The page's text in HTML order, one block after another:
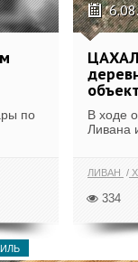
по
В ходе
Ливана
ЛИВАН
334